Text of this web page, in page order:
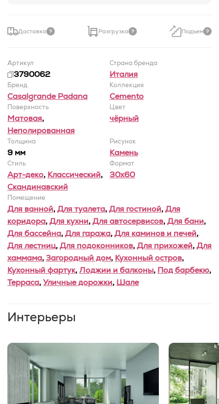
Доставка Разгрузка Подъем
Артикул
3790062
Страна бренда
Италия
Бренд
Casalgrande Padana
Коллекция
Cemento
Поверхность
Матовая,
Неполированная
Цвет
чёрный
Толщина
9 мм
Рисунок
Камень
Стиль
Арт-деко, Классический,
Скандинавский
Формат
30x60
Помещение
Для ванной,Для туалета,Для гостиной,Для
коридора,Для кухни,Для автосервисов,Для бани,
Для бассейна,Для гаража,Для каминов и печей,
Для лестниц,Для подоконников,Для прихожей,Для
хаммама,Загородный дом, Кухонный остров,
Кухонный фартук,Лоджии и балконы, Под барбекю,
Терраса,Уличные дорожки, Шале
Интерьеры